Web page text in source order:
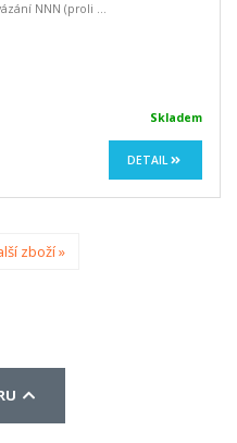
NNN (proli ...
Skladem
DETAIL
zboží »